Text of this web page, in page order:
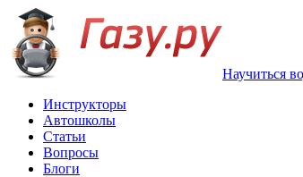
Научиться
Инструкторы
Автошколы
Статьи
Вопросы
Блоги